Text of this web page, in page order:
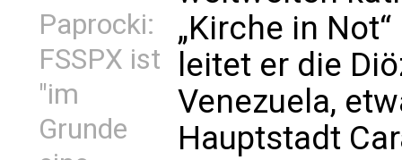
Paprocki:
FSSPX ist
"im
Grunde
„Kirche in
leitet er die
Venezuela,
Hauptstadt